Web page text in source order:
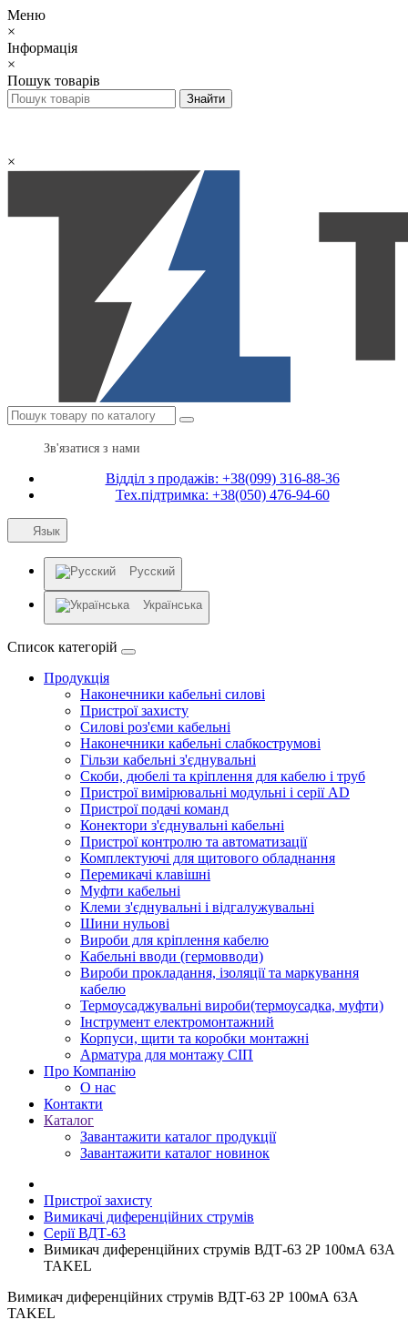
Меню
×
Інформація
×
Пошук товарів
×
Зв'язатися з нами
Відділ з продажів: +38(099) 316-88-36
Тех.підтримка: +38(050) 476-94-60
Язык
Русский
Українська
Список категорій
Продукція
Наконечники кабельні силові
Пристрої захисту
Силові роз'єми кабельні
Наконечники кабельні слабкострумові
Гільзи кабельні з'єднувальні
Скоби, дюбелі та кріплення для кабелю і труб
Пристрої вимірювальні модульні і серії AD
Пристрої подачі команд
Конектори з'єднувальні кабельні
Пристрої контролю та автоматизації
Комплектуючі для щитового обладнання
Перемикачі клавішні
Муфти кабельні
Клеми з'єднувальні і відгалужувальні
Шини нульові
Вироби для кріплення кабелю
Кабельні вводи (гермовводи)
Вироби прокладання, iзоляції та маркування
кабелю
Термоусаджувальні вироби(термоусадка, муфти)
Інструмент електромонтажний
Корпуси, щити та коробки монтажні
Арматура для монтажу СІП
Про Компанію
О нас
Контакти
Каталог
Завантажити каталог продукції
Завантажити каталог новинок
Пристрої захисту
Вимикачі диференційних струмів
Серії ВДТ-63
Вимикач диференційних струмів ВДТ-63 2Р 100мА 63А
TAKEL
Вимикач диференційних струмів ВДТ-63 2Р 100мА 63А
TAKEL